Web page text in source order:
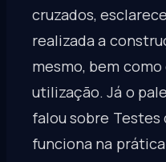
cruzados,
realizada a
mesmo, bem
utilização. Já o
falou sobre Testes
funciona na